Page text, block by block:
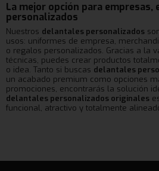
La mejor opción para
personalizados
Nuestros delantales personalizados
usos: uniformes de empresa,
o regalos personalizados. Gracias a la
técnicas, puedes crear productos
o idea. Tanto si buscas delantales
un acabado premium como opciones
promociones, encontrarás la solución
delantales personalizados originales
funcional, atractivo y totalmente